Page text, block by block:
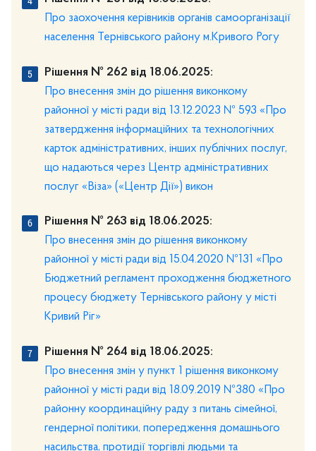
Про заохочення керівників органів самоорганізації
населення Тернівського району м.Кривого Рогу
Рішення № 262 від 18.06.2025:
Про внесення змін до рішення виконкому
районної у місті ради від 13.12.2023 № 593 «Про
затвердження інформаційних та технологічних
карток адміністративних, інших публічних послуг,
що надаються через Центр адміністративних
послуг «Віза» («Центр Дії») викон
Рішення № 263 від 18.06.2025:
Про внесення змін до рішення виконкому
районної у місті ради від 15.04.2020 №131 «Про
Бюджетний регламент проходження бюджетного
процесу бюджету Тернівського району у місті
Кривий Ріг»
Рішення № 264 від 18.06.2025:
Про внесення змін у пункт 1 рішення виконкому
районної у місті ради від 18.09.2019 №380 «Про
районну координаційну раду з питань сімейної,
гендерної політики, попередження домашнього
насильства, протидії торгівлі людьми та